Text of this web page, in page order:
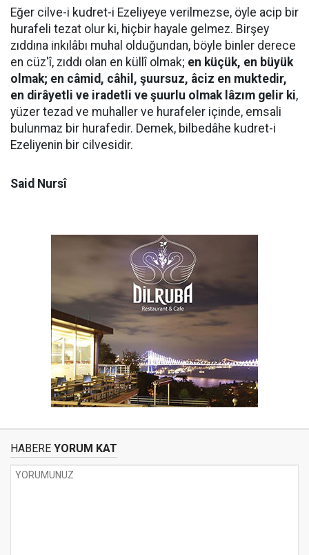
Eğer cilve-i kudret-i Ezeliyeye verilmezse, öyle acip bir
hurafeli tezat olur ki, hiçbir hayale gelmez. Birşey
zıddına inkılâbı muhal olduğundan, böyle binler derece
en cüz'î, zıddı olan en küllî olmak; en küçük, en büyük
olmak; en câmid, câhil, şuursuz, âciz en muktedir,
en dirâyetli ve iradetli ve şuurlu olmak lâzım gelir ki,
yüzer tezad ve muhaller ve hurafeler içinde, emsali
bulunmaz bir hurafedir. Demek, bilbedâhe kudret-i
Ezeliyenin bir cilvesidir.
Said Nursî
HABERE YORUM KAT